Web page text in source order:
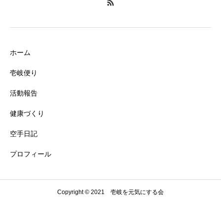
ホーム
壱岐便り
活動報告
健康づくり
空手日記
プロフィール
Copyright © 2021 壱岐を元気にする会